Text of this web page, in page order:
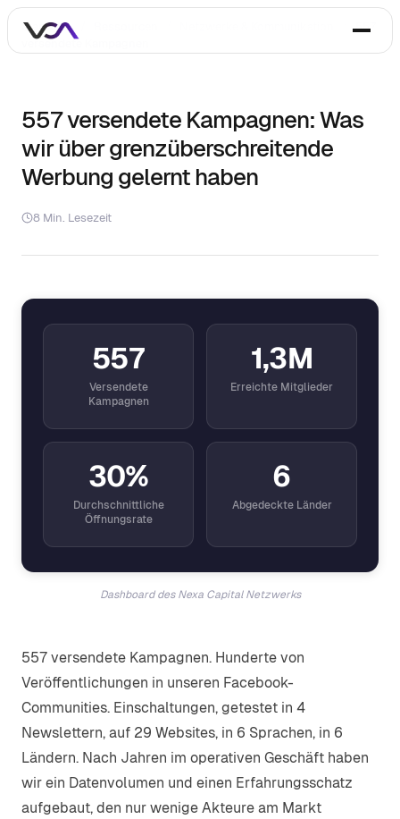
Startseite
557
versendete Kampagnen
557 versendete Kampagnen: Was
wir über grenzüberschreitende
Werbung gelernt haben
8 Min. Lesezeit
557
Versendete
Kampagnen
1,3M
Erreichte Mitglieder
30%
Durchschnittliche
Öffnungsrate
6
Abgedeckte Länder
Dashboard des Nexa Capital Netzwerks
557 versendete Kampagnen. Hunderte von
Veröffentlichungen in unseren Facebook-
Communities. Einschaltungen, getestet in 4
Newslettern, auf 29 Websites, in 6 Sprachen, in 6
Ländern. Nach Jahren im operativen Geschäft haben
wir ein Datenvolumen und einen Erfahrungsschatz
aufgebaut, den nur wenige Akteure am Markt